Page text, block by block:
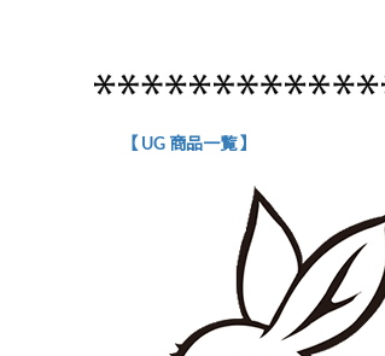
【 UG 商品一覧 】